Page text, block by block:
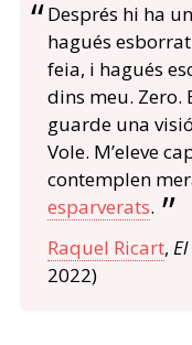
Després hi ha
hagués
feia, i hagués
dins meu. Zero.
guarde una
Vole. M’eleve
contemplen
esparverats.
Raquel Ricart,
2022)